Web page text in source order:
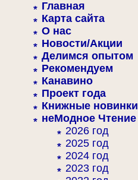
Главная
Карта сайта
О нас
Новости/Акции
Делимся опытом
Рекомендуем
Канавино
Проект года
Книжные новинки
неМодное Чтение
2026 год
2025 год
2024 год
2023 год